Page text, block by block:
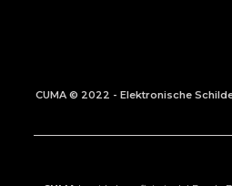
CUMA © 2022 - Elektronische